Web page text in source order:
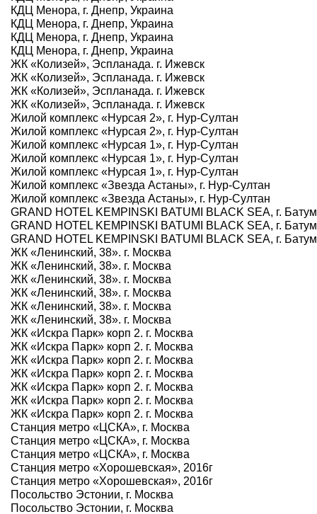
КДЦ Менора, г. Днепр, Украина
КДЦ Менора, г. Днепр, Украина
КДЦ Менора, г. Днепр, Украина
КДЦ Менора, г. Днепр, Украина
ЖК «Колизей», Эспланада. г. Ижевск
ЖК «Колизей», Эспланада. г. Ижевск
ЖК «Колизей», Эспланада. г. Ижевск
ЖК «Колизей», Эспланада. г. Ижевск
Жилой комплекс «Нурсая 2», г. Нур-Султан
Жилой комплекс «Нурсая 2», г. Нур-Султан
Жилой комплекс «Нурсая 1», г. Нур-Султан
Жилой комплекс «Нурсая 1», г. Нур-Султан
Жилой комплекс «Нурсая 1», г. Нур-Султан
Жилой комплекс «Звезда Астаны», г. Нур-Султан
Жилой комплекс «Звезда Астаны», г. Нур-Султан
GRAND HOTEL KEMPINSKI BATUMI BLACK SEA, г.
GRAND HOTEL KEMPINSKI BATUMI BLACK SEA, г.
GRAND HOTEL KEMPINSKI BATUMI BLACK SEA, г.
ЖК «Ленинский, 38». г. Москва
ЖК «Ленинский, 38». г. Москва
ЖК «Ленинский, 38». г. Москва
ЖК «Ленинский, 38». г. Москва
ЖК «Ленинский, 38». г. Москва
ЖК «Ленинский, 38». г. Москва
ЖК «Искра Парк» корп 2. г. Москва
ЖК «Искра Парк» корп 2. г. Москва
ЖК «Искра Парк» корп 2. г. Москва
ЖК «Искра Парк» корп 2. г. Москва
ЖК «Искра Парк» корп 2. г. Москва
ЖК «Искра Парк» корп 2. г. Москва
ЖК «Искра Парк» корп 2. г. Москва
Станция метро «ЦСКА», г. Москва
Станция метро «ЦСКА», г. Москва
Станция метро «ЦСКА», г. Москва
Станция метро «Хорошевская», 2016г
Станция метро «Хорошевская», 2016г
Посольство Эстонии, г. Москва
Посольство Эстонии, г. Москва